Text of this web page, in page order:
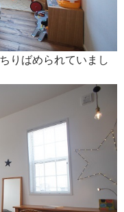
りばめられていまし